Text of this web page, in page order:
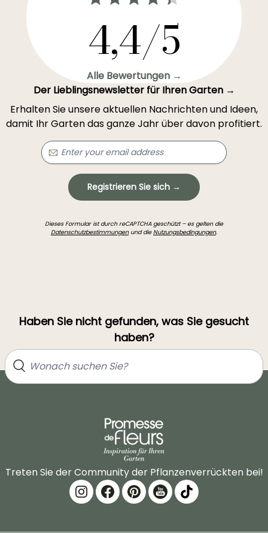
4,4/5
Alle Bewertungen →
Der Lieblingsnewsletter für Ihren Garten →
Erhalten Sie unsere aktuellen Nachrichten und Ideen,
damit Ihr Garten das ganze Jahr über davon profitiert.
Registrieren Sie sich →
Dieses Formular ist durch reCAPTCHA geschützt – es gelten die
Datenschutzbestimmungenund dieNutzungsbedingungen.
Haben Sie nicht gefunden, was Sie gesucht
haben?
Treten Sie der Community der Pflanzenverrückten bei!